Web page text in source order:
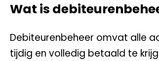
Wat is
Debiteurenbeheer omvat alle
tijdig en volledig betaald te